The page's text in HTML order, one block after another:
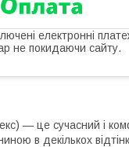
електронні
не покидаючи сайту.
— це сучасний і
в декількох